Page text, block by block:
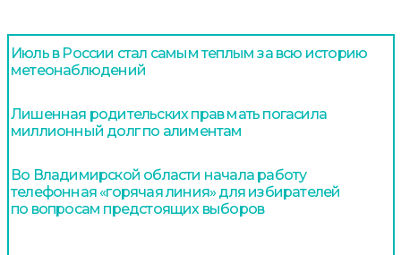
Июль в России стал самым теплым за всю историю
метеонаблюдений
Лишенная родительских прав мать погасила
миллионный долг по алиментам
Во Владимирской области начала работу
телефонная «горячая линия» для избирателей
по вопросам предстоящих выборов